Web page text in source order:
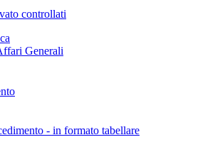
controllati
Generali
- in formato tabellare